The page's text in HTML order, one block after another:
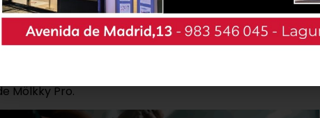
equipos de 2 a 3 participantes. Las inscripciones están
mediante
contará con trofeos para os 3 primeros
Mölkky Pro.